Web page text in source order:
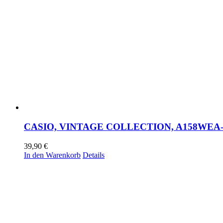
CASIO, VINTAGE COLLECTION,
39,90 €
In den Warenkorb Details